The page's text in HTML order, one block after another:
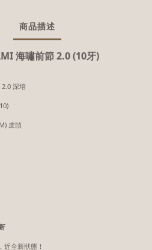
商品描述
海嘯前節 2.0 (10牙)
深培
皮頭
近全新狀態！